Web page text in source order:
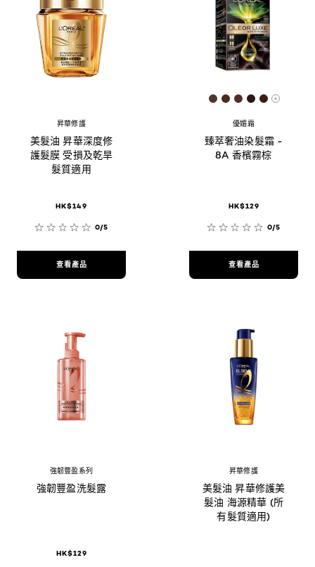
昇華修護
美髮油 昇華深度修
護髮膜 受損及乾旱
髮質適用
HK$149
0/5
查看產品
[Color]: #4E3635
[Color]:
[Color]:
[Color]:
[Color]:
More
優媚霜
臻萃奢油染髮霜 -
8A 香檳霧棕
HK$129
0/5
查看產品
強韌豐盈系列
強韌豐盈洗髮露
HK$129
昇華修護
美髮油 昇華修護美
髮油 海源精華 (所
有髮質適用)